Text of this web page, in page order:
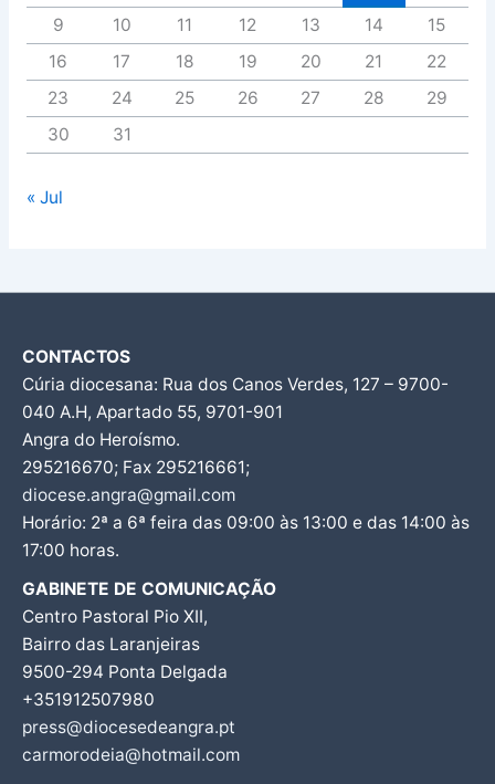
9
10 11 12 13 14
15
16
17 18 19 20 21
22
23
24 25 26 27 28
29
30
31
« Jul
CONTACTOS
Cúria diocesana: Rua dos Canos Verdes, 127 – 9700-
040 A.H, Apartado 55, 9701-901
Angra do Heroísmo.
295216670; Fax 295216661;
diocese.angra@gmail.com
Horário: 2ª a 6ª feira das 09:00 às 13:00 e das 14:00 às
17:00 horas.
GABINETE DE COMUNICAÇÃO
Centro Pastoral Pio XII,
Bairro das Laranjeiras
9500-294 Ponta Delgada
+351912507980
press@diocesedeangra.pt
carmorodeia@hotmail.com